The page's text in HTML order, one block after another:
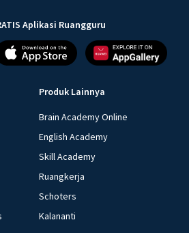
Aplikasi Ruangguru
Produk Lainnya
Brain Academy Online
English Academy
Skill Academy
Ruangkerja
Schoters
Kalananti